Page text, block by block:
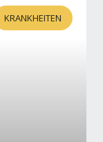
KRANKHEITEN